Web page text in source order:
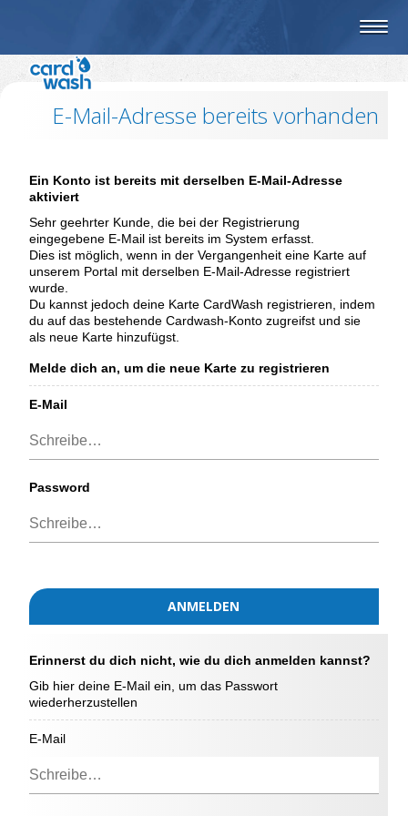
E-Mail-Adresse bereits vorhanden
Ein Konto ist bereits mit derselben E-Mail-Adresse
aktiviert
Sehr geehrter Kunde, die bei der Registrierung
eingegebene E-Mail ist bereits im System erfasst.
Dies ist möglich, wenn in der Vergangenheit eine Karte auf
unserem Portal mit derselben E-Mail-Adresse registriert
wurde.
Du kannst jedoch deine Karte CardWash registrieren, indem
du auf das bestehende Cardwash-Konto zugreifst und sie
als neue Karte hinzufügst.
Melde dich an, um die neue Karte zu registrieren
E-Mail
Password
ANMELDEN
Erinnerst du dich nicht, wie du dich anmelden kannst?
Gib hier deine E-Mail ein, um das Passwort
wiederherzustellen
E-Mail